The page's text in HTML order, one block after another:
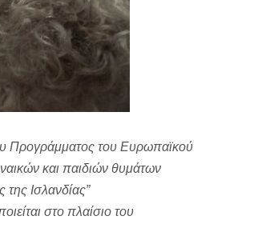
Προγράμματος του Ευρωπαϊκού
και παιδιών θυμάτων
Ισλανδίας”
στο πλαίσιο του